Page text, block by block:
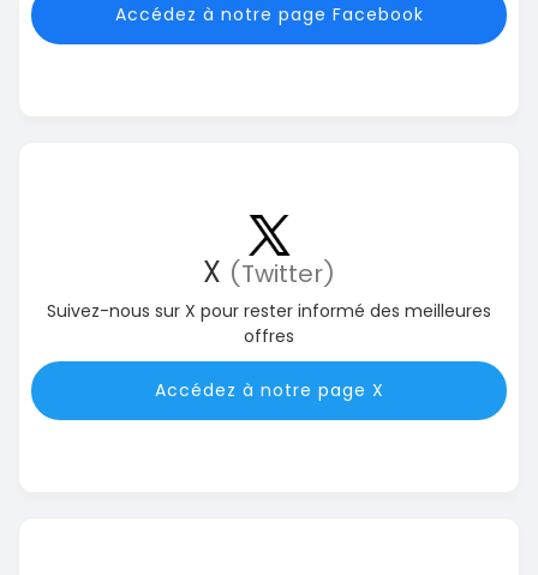
Accédez à notre page Facebook
X (Twitter)
Suivez-nous sur X pour rester informé des meilleures
offres
Accédez à notre page X